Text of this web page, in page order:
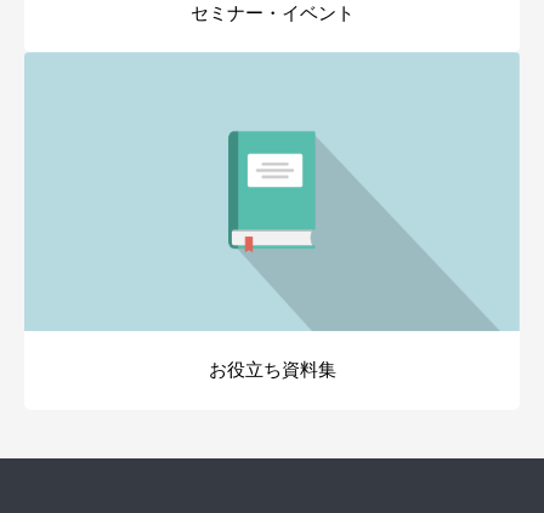
セミナー・イベント
お役立ち資料集